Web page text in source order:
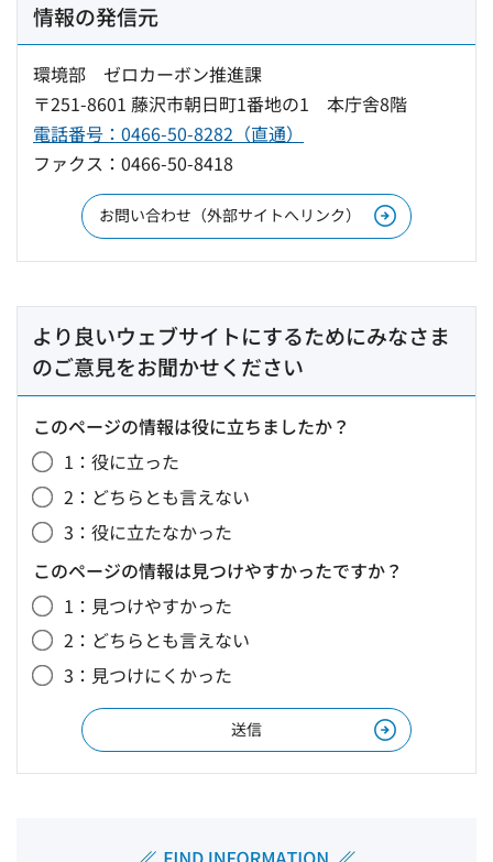
情報の発信元
環境部 ゼロカーボン推進課
〒251-8601 藤沢市朝日町1番地の1 本庁舎8階
電話番号：0466-50-8282（直通）
ファクス：0466-50-8418
お問い合わせ（外部サイトへリンク）
より良いウェブサイトにするためにみなさま
のご意見をお聞かせください
このページの情報は役に立ちましたか？
1：役に立った
2：どちらとも言えない
3：役に立たなかった
このページの情報は見つけやすかったですか？
1：見つけやすかった
2：どちらとも言えない
3：見つけにくかった